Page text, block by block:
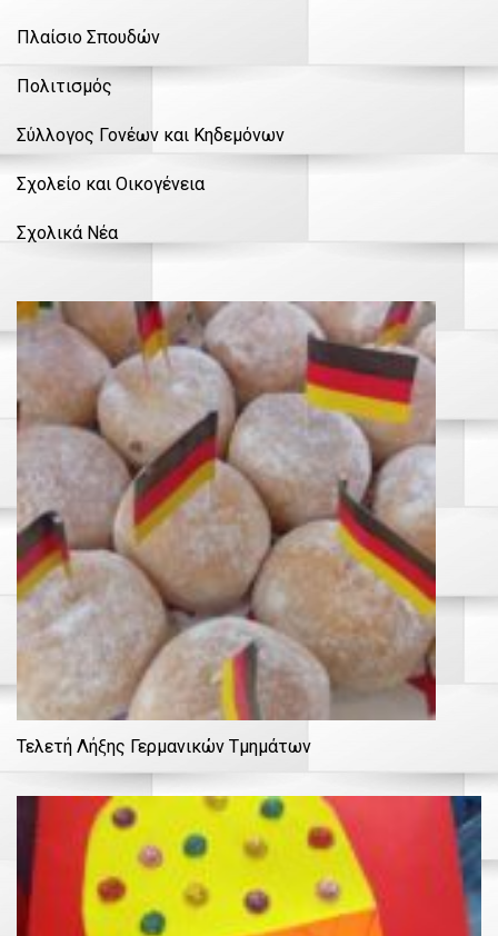
Πλαίσιο Σπουδών
Πολιτισμός
Σύλλογος Γονέων και Κηδεμόνων
Σχολείο και Οικογένεια
Σχολικά Νέα
Τελετή Λήξης Γερμανικών Τμημάτων